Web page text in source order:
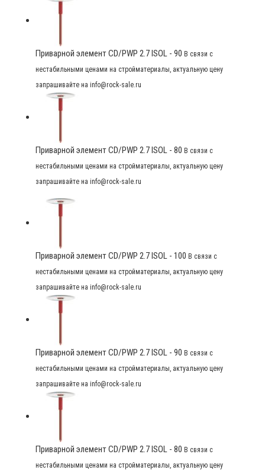
Приварной элемент CD/PWP 2.7 ISOL - 90 В связи с
нестабильными ценами на стройматериалы, актуальную цену
запрашивайте на info@rock-sale.ru
Приварной элемент CD/PWP 2.7 ISOL - 80 В связи с
нестабильными ценами на стройматериалы, актуальную цену
запрашивайте на info@rock-sale.ru
Приварной элемент CD/PWP 2.7 ISOL - 100 В связи с
нестабильными ценами на стройматериалы, актуальную цену
запрашивайте на info@rock-sale.ru
Приварной элемент CD/PWP 2.7 ISOL - 90 В связи с
нестабильными ценами на стройматериалы, актуальную цену
запрашивайте на info@rock-sale.ru
Приварной элемент CD/PWP 2.7 ISOL - 80 В связи с
нестабильными ценами на стройматериалы, актуальную цену